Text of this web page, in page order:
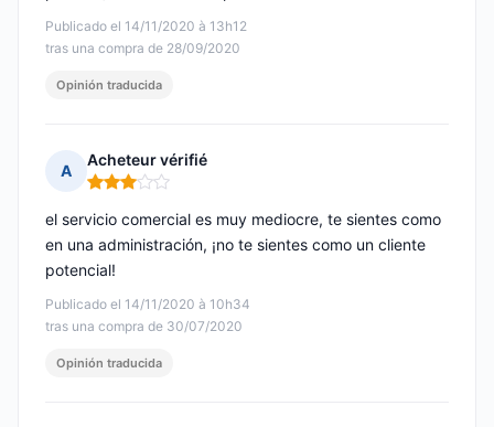
Publicado el 14/11/2020 à 13h12
tras una compra de 28/09/2020
Opinión traducida
A
Acheteur vérifié
Nota: 3 de 5
Publicado el 14/11/2020 à 10h34
tras una compra de 30/07/2020
el servicio comercial es muy mediocre, te sientes como
en una administración, ¡no te sientes como un cliente
potencial!
Opinión traducida